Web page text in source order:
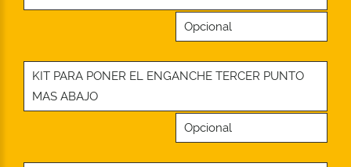
Opcional
KIT PARA PONER EL ENGANCHE TERCER PUNTO
MAS ABAJO
Opcional